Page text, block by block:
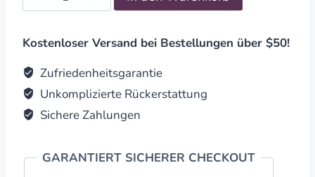
Set
Felsen/Meer
4Stück
Packung
quantity
Kostenloser Versand bei Bestellungen über $50!
Zufriedenheitsgarantie
Unkomplizierte Rückerstattung
Sichere Zahlungen
GARANTIERT SICHERER CHECKOUT